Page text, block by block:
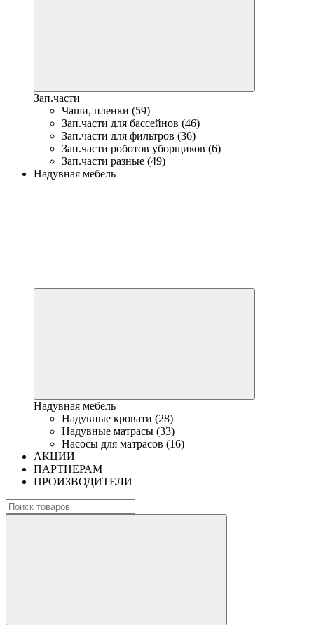
Зап.части
Чаши, пленки (59)
Зап.части для бассейнов (46)
Зап.части для фильтров (36)
Зап.части роботов уборщиков (6)
Зап.части разные (49)
Надувная мебель
Надувная мебель
Надувные кровати (28)
Надувные матрасы (33)
Насосы для матрасов (16)
АКЦИИ
ПАРТНЕРАМ
ПРОИЗВОДИТЕЛИ